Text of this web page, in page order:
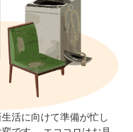
活に向けて準備が忙し